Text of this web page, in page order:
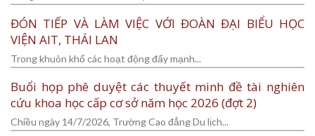
ĐÓN TIẾP VÀ LÀM VIỆC VỚI ĐOÀN ĐẠI BIỂU HỌC
VIỆN AIT, THÁI LAN
Trong khuôn khổ các hoạt động đẩy mạnh...
Buổi họp phê duyệt các thuyết minh đề tài nghiên
cứu khoa học cấp cơ sở năm học 2026 (đợt 2)
Chiều ngày 14/7/2026, Trường Cao đẳng Du lịch...